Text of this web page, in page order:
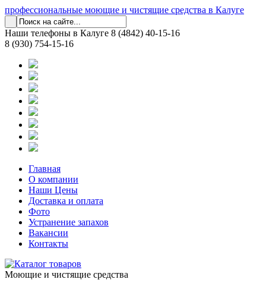
профессиональные моющие и чистящие средства в Калуге
Наши телефоны в Калуге 8 (4842) 40-15-16
8 (930) 754-15-16
Главная
О компании
Наши Цены
Доставка и оплата
Фото
Устранение запахов
Вакансии
Контакты
Моющие и чистящие средства